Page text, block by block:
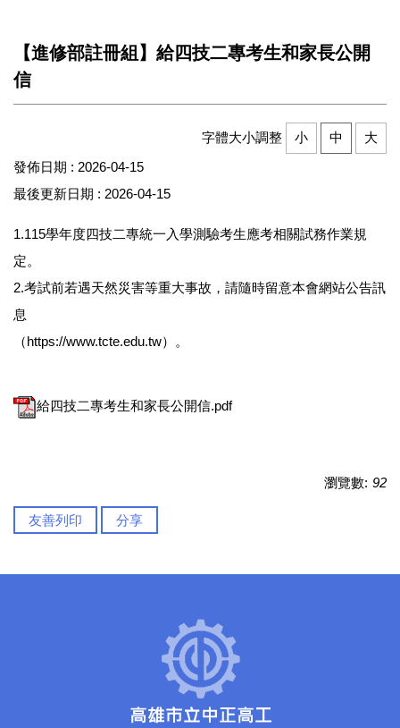
【進修部註冊組】給四技二專考生和家長公開
信
字體大小調整 小 中
大
發佈日期 : 2026-04-15
最後更新日期 : 2026-04-15
1.115學年度四技二專統一入學測驗考生應考相關試務作業規
定。
2.考試前若遇天然災害等重大事故，請隨時留意本會網站公告訊
息
（https://www.tcte.edu.tw）。
給四技二專考生和家長公開信.pdf
瀏覽數: 92
友善列印 分享